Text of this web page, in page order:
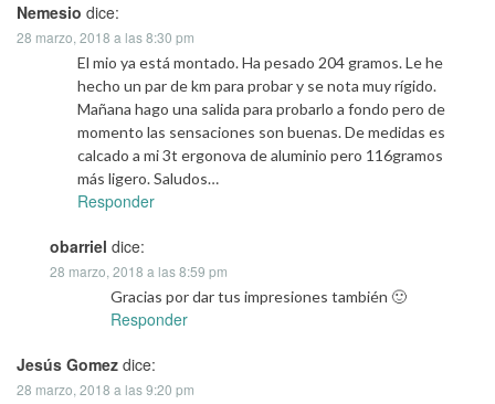
Nemesio dice:
28 marzo, 2018 a las 8:30 pm
El mio ya está montado. Ha pesado 204 gramos. Le he
hecho un par de km para probar y se nota muy rígido.
Mañana hago una salida para probarlo a fondo pero de
momento las sensaciones son buenas. De medidas es
calcado a mi 3t ergonova de aluminio pero 116gramos
más ligero. Saludos…
Responder
obarriel dice:
28 marzo, 2018 a las 8:59 pm
Gracias por dar tus impresiones también 🙂
Responder
Jesús Gomez dice:
28 marzo, 2018 a las 9:20 pm